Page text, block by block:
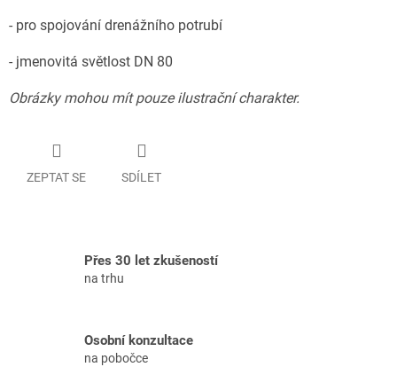
- pro spojování drenážního potrubí
- jmenovitá světlost DN 80
Obrázky mohou mít pouze ilustrační charakter.
ZEPTAT SE SDÍLET
Přes 30 let zkušeností
na trhu
Osobní konzultace
na pobočce